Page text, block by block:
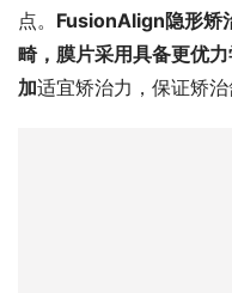
点。 FusionAlign隐形矫
畸，膜片采用具备更优
加适宜矫治力，保证矫治